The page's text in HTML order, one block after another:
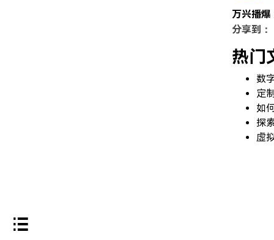
万兴播爆
分享到：
热门
数
定
如
探
虚